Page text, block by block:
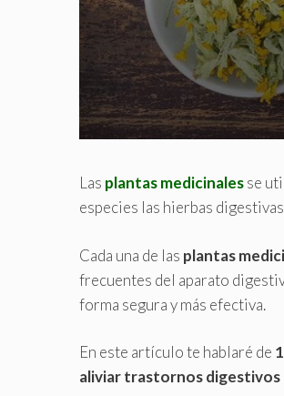
Las plantas medicinalesse
especies las hierbas
Cada una de las plantas
frecuentes del aparato
forma segura y más efectiva.
En este artículo te hablaré de
aliviar trastornos digestivos